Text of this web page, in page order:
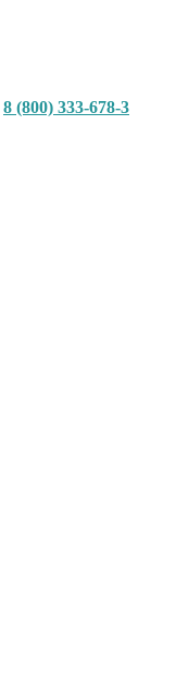
8 (800) 333-678-3